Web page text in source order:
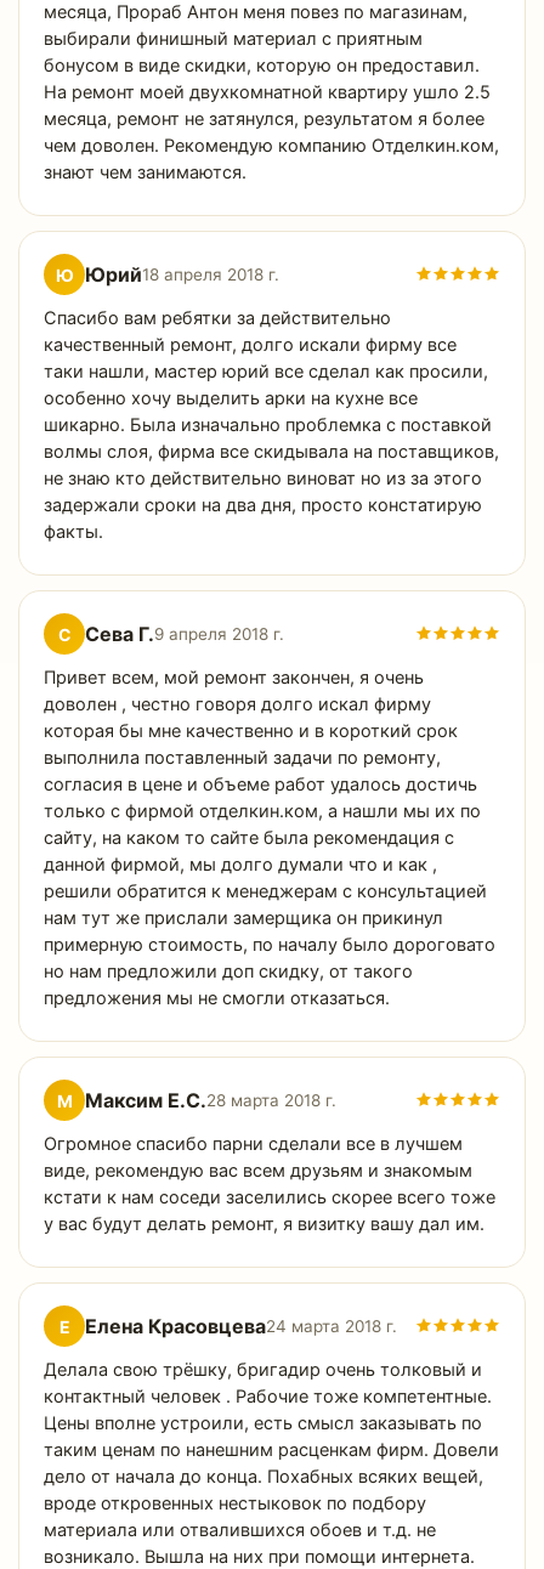
месяца, Прораб Антон меня повез по магазинам,
выбирали финишный материал с приятным
бонусом в виде скидки, которую он предоставил.
На ремонт моей двухкомнатной квартиру ушло 2.5
месяца, ремонт не затянулся, результатом я более
чем доволен. Рекомендую компанию Отделкин.ком,
знают чем занимаются.
Ю Юрий18 апреля 2018 г.
Спасибо вам ребятки за действительно
качественный ремонт, долго искали фирму все
таки нашли, мастер юрий все сделал как просили,
особенно хочу выделить арки на кухне все
шикарно. Была изначально проблемка с поставкой
волмы слоя, фирма все скидывала на поставщиков,
не знаю кто действительно виноват но из за этого
задержали сроки на два дня, просто констатирую
факты.
С Сева Г.9 апреля 2018 г.
Привет всем, мой ремонт закончен, я очень
доволен , честно говоря долго искал фирму
которая бы мне качественно и в короткий срок
выполнила поставленный задачи по ремонту,
согласия в цене и объеме работ удалось достичь
только с фирмой отделкин.ком, а нашли мы их по
сайту, на каком то сайте была рекомендация с
данной фирмой, мы долго думали что и как ,
решили обратится к менеджерам с консультацией
нам тут же прислали замерщика он прикинул
примерную стоимость, по началу было дороговато
но нам предложили доп скидку, от такого
предложения мы не смогли отказаться.
М Максим Е.С.28 марта 2018 г.
Огромное спасибо парни сделали все в лучшем
виде, рекомендую вас всем друзьям и знакомым
кстати к нам соседи заселились скорее всего тоже
у вас будут делать ремонт, я визитку вашу дал им.
Е Елена Красовцева24 марта 2018 г.
Делала свою трёшку, бригадир очень толковый и
контактный человек . Рабочие тоже компетентные.
Цены вполне устроили, есть смысл заказывать по
таким ценам по нанешним расценкам фирм. Довели
дело от начала до конца. Похабных всяких вещей,
вроде откровенных нестыковок по подбору
материала или отвалившихся обоев и т.д. не
возникало. Вышла на них при помощи интернета.